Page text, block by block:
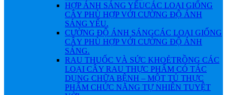
HỢP ÁNH SÁNG YẾUCÁC LOẠI GIỐNG
CÂY PHÙ HỢP VỚI CƯỜNG ĐỘ ÁNH
SÁNG YẾU.
CƯỜNG ĐỘ ÁNH SÁNGCÁC LOẠI GIỐNG
CÂY PHÙ HỢP VỚI CƯỜNG ĐỘ ÁNH
SÁNG.
RAU THUỐC VÀ SỨC KHOẺTRỒNG CÁC
LOẠI CÂY RAU THỰC PHẨM CÓ TÁC
DỤNG CHỮA BỆNH – MỘT TỦ THỰC
PHẨM CHỨC NĂNG TỰ NHIÊN TUYỆT